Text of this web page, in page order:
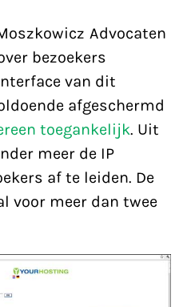
Advocaten
bezoekers
van dit
afgeschermd
toegankelijk. Uit
meer de IP
af te leiden. De
voor meer dan twee